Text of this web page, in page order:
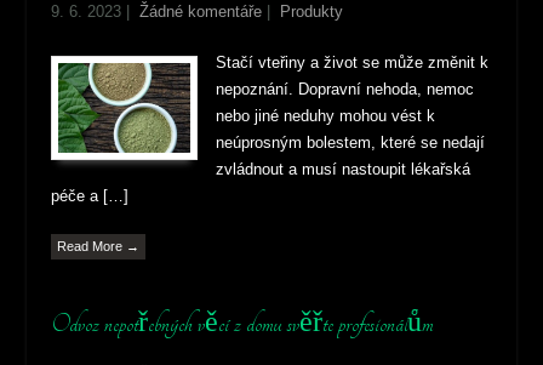
9. 6. 2023 |Žádné komentáře Produkty
Stačí vteřiny a život se může změnit k
nepoznání. Dopravní nehoda, nemoc
nebo jiné neduhy mohou vést k
neúprosným bolestem, které se nedají
zvládnout a musí nastoupit lékařská
péče a […]
Read More →
Odvoz nepotřebných věcí z domu svěřte profesionálům